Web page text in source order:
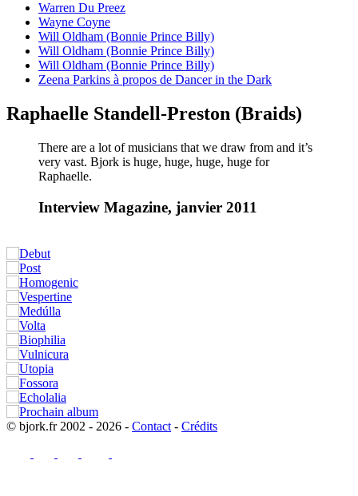
Warren Du Preez
Wayne Coyne
Will Oldham (Bonnie Prince Billy)
Will Oldham (Bonnie Prince Billy)
Will Oldham (Bonnie Prince Billy)
Zeena Parkins à propos de Dancer in the Dark
Raphaelle Standell-Preston (Braids)
There are a lot of musicians that we draw from and it’s
very vast. Bjork is huge, huge, huge, huge for
Raphaelle.
Interview Magazine, janvier 2011
© bjork.fr 2002 - 2026 - Contact - Crédits